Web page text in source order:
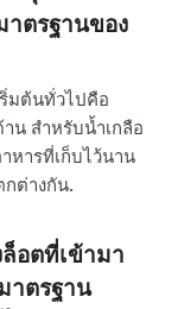
ตรฐานของ
มต้นทั่วไปคือ
น สำหรับน้ำเกลือ
หารที่เก็บไว้นาน
ต่างกัน.
อตที่เข้ามา
าตรฐาน